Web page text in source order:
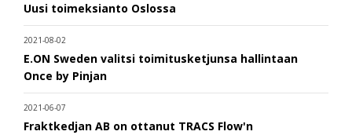
Uusi toimeksianto Oslossa
2021-08-02
E.ON Sweden valitsi toimitusketjunsa hallintaan
Once by Pinjan
2021-06-07
Fraktkedjan AB on ottanut TRACS Flow'n